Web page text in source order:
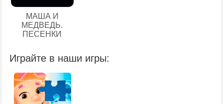
МАША И
МЕДВЕДЬ.
ПЕСЕНКИ
Играйте в наши игры: